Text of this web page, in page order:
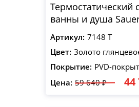
Термостатический
ванны и душа
Артикул: 7148 T
Цвет: Золото
Покрытие: PVD-
Цена: 59 640 ₽ 44